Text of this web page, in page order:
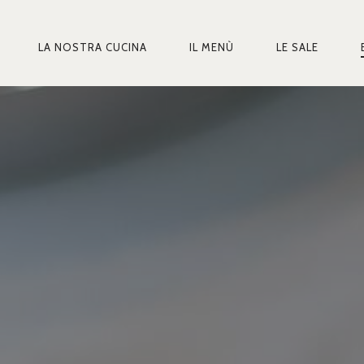
LA NOSTRA CUCINA IL MENÙ LE SALE